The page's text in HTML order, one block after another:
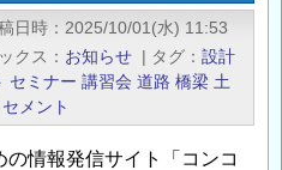
日時
2025/10/01(水) 11:53
クス お知らせ | タグ
設計
セミナー 講習会 道路 橋梁 土
セメント
の情報発信サイト「コンコ